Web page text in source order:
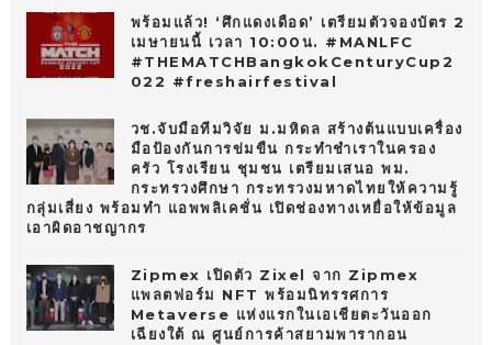
พร้อมแล้ว! ‘ศึกแดงเดือด’ เตรียมตัวจองบัตร 2
เมษายนนี้ เวลา 10:00น. #MANLFC
#THEMATCHBangkokCenturyCup2
022 #freshairfestival
วช.จับมือทีมวิจัย ม.มหิดล สร้างต้นแบบเครื่อง
มือป้องกันการข่มขืน กระทำชำเราในครอง
ครัว โรงเรียน ชุมชน เตรียมเสนอ พม.
กระทรวงศึกษา กระทรวงมหาดไทยให้ความรู้
กลุ่มเสี่ยง พร้อมทำ แอพพลิเคชั่น เปิดช่องทางเหยื่อให้ข้อมูล
เอาผิดอาชญากร
Zipmex เปิดตัว Zixel จาก Zipmex
แพลตฟอร์ม NFT พร้อมนิทรรศการ
Metaverse แห่งแรกในเอเชียตะวันออก
เฉียงใต้ ณ ศูนย์การค้าสยามพารากอน